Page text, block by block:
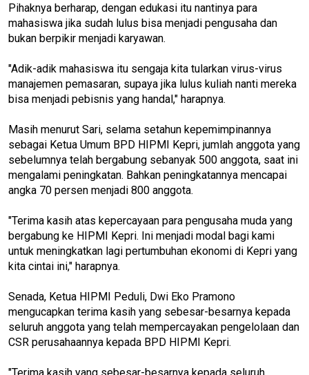
Pihaknya berharap, dengan edukasi itu nantinya para
mahasiswa jika sudah lulus bisa menjadi pengusaha dan
bukan berpikir menjadi karyawan.
"Adik-adik mahasiswa itu sengaja kita tularkan virus-virus
manajemen pemasaran, supaya jika lulus kuliah nanti mereka
bisa menjadi pebisnis yang handal," harapnya.
Masih menurut Sari, selama setahun kepemimpinannya
sebagai Ketua Umum BPD HIPMI Kepri, jumlah anggota yang
sebelumnya telah bergabung sebanyak 500 anggota, saat ini
mengalami peningkatan. Bahkan peningkatannya mencapai
angka 70 persen menjadi 800 anggota.
"Terima kasih atas kepercayaan para pengusaha muda yang
bergabung ke HIPMI Kepri. Ini menjadi modal bagi kami
untuk meningkatkan lagi pertumbuhan ekonomi di Kepri yang
kita cintai ini," harapnya.
Senada, Ketua HIPMI Peduli, Dwi Eko Pramono
mengucapkan terima kasih yang sebesar-besarnya kepada
seluruh anggota yang telah mempercayakan pengelolaan dan
CSR perusahaannya kepada BPD HIPMI Kepri.